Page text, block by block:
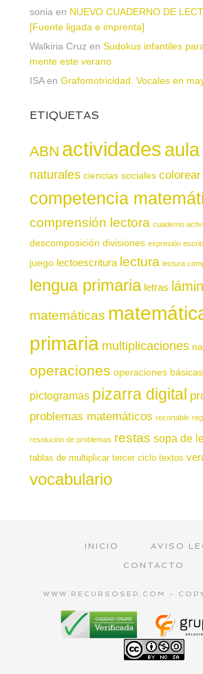
sonia en NUEVO CUADERNO DE
[Fuente ligada e imprenta]
Walkiria Cruz en Sudokus infantiles
mente este verano
ISAen Grafomotricidad. Vocales en
ETIQUETAS
ABN actividadesaula
naturales ciencias sociales colorear
competencia
comprensión lectora cuaderno
descomposición divisiones expresión
juego lectoescritura lectura lectura
lengua primaria letras
matemáticas
primaria multiplicaciones
operaciones operaciones básicas
pictogramas pizarra digital
problemas matemáticos recortable
resolución de problemas restas sopa de
tablas de multiplicar tercer ciclo textos
vocabulario
INICIO
AVISO
CONTACTO
WWW.RECURSOSEP.COM -